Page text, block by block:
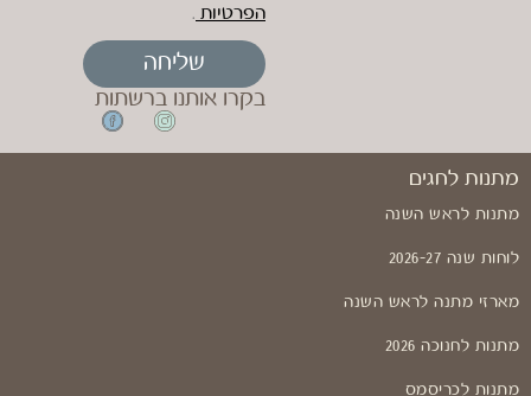
הפרטיות .
שליחה
בקרו אותנו ברשתות
מתנות לחגים
מתנות לראש השנה
לוחות שנה 2026-27
מארזי מתנה לראש השנה
מתנות לחנוכה 2026
מתנות לכריסמס